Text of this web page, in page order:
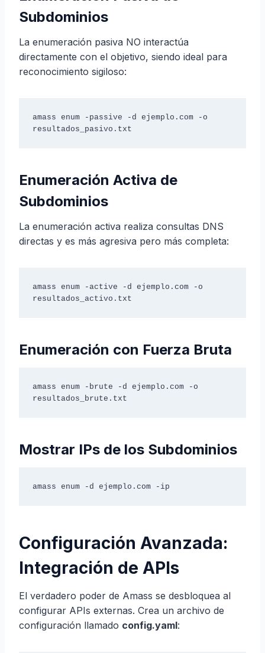
Subdominios
La enumeración pasiva NO interactúa
directamente con el objetivo, siendo ideal para
reconocimiento sigiloso:
amass enum -passive -d ejemplo.com -o
resultados_pasivo.txt
Enumeración Activa de
Subdominios
La enumeración activa realiza consultas DNS
directas y es más agresiva pero más completa:
amass enum -active -d ejemplo.com -o
resultados_activo.txt
Enumeración con Fuerza Bruta
amass enum -brute -d ejemplo.com -o
resultados_brute.txt
Mostrar IPs de los Subdominios
amass enum -d ejemplo.com -ip
Configuración Avanzada:
Integración de APIs
El verdadero poder de Amass se desbloquea al
configurar APIs externas. Crea un archivo de
configuración llamado config.yaml: